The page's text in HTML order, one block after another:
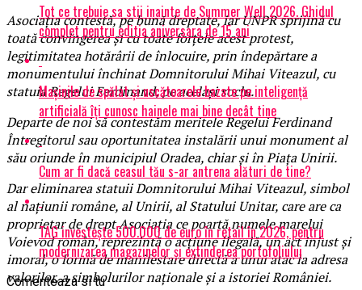
Asociația contestă, pe bună dreptate, iar UNPR sprijină cu
toată convingerea și cu toate forțele acest protest,
legitimitatea hotărârii de înlocuire, prin îndepărtare a
monumentului închinat Domnitorului Mihai Viteazul, cu
statuia Regelui Ferdinand, pe același soclu.
Departe de noi să contestăm meritele Regelui Ferdinand
Întregitorul sau oportunitatea instalării unui monument al
său oriunde în municipiul Oradea, chiar și în Piața Unirii.
Dar eliminarea statuii Domnitorului Mihai Viteazul, simbol
al națiunii române, al Unirii, al Statului Unitar, care are ca
proprietar de drept Asociația ce poartă numele marelui
Voievod român, reprezintă o acțiune ilegală, un act injust și
imoral, o formă de manifestare directă a unui atac la adresa
valorilor, a simbolurilor naționale și a istoriei României.
Tot ce trebuie sa stii inainte de Summer Well 2026. Ghidul
complet pentru editia aniversara de 15 ani
Mașinile de spălat și uscătoarele bazate pe inteligență
artificială îți cunosc hainele mai bine decât tine
Cum ar fi dacă ceasul tău s-ar antrena alături de tine?
TAG investește 500.000 de euro în retail în 2026, pentru
modernizarea magazinelor și extinderea portofoliului
Comenteaza si tu